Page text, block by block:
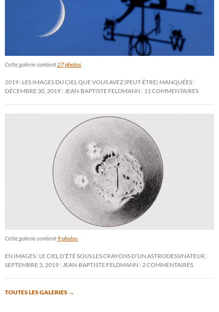
Cette galerie contient27 photos.
2019 : LES IMAGES DU CIEL QUE VOUS AVEZ (PEUT-ÊTRE) MANQUÉES
DÉCEMBRE 30, 2019 JEAN-BAPTISTE FELDMANN 11 COMMENTAIRES
Cette galerie contient 9 photos.
EN IMAGES : LE CIEL D’ÉTÉ SOUS LES CRAYONS D’UN ASTRODESSINATEUR
SEPTEMBRE 3, 2019 JEAN-BAPTISTE FELDMANN 2 COMMENTAIRES
TOUTES LES GALERIES →